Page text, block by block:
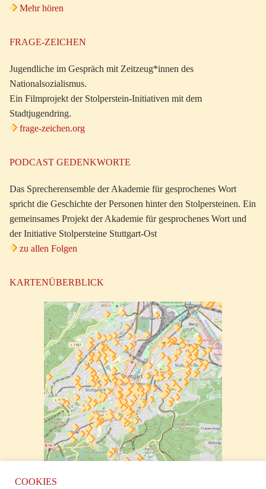
Mehr hören
FRAGE-ZEICHEN
Jugendliche im Gespräch mit Zeitzeug*innen des
Nationalsozialismus.
Ein Filmprojekt der Stolperstein-Initiativen mit dem
Stadtjugendring.
frage-zeichen.org
PODCAST GEDENKWORTE
Das Sprecherensemble der Akademie für gesprochenes Wort
spricht die Geschichte der Personen hinter den Stolpersteinen. Ein
gemeinsames Projekt der Akademie für gesprochenes Wort und
der Initiative Stolpersteine Stuttgart-Ost
zu allen Folgen
KARTENÜBERBLICK
COOKIES